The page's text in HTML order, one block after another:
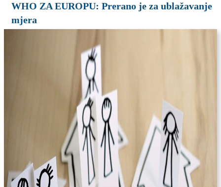
WHO ZA EUROPU: Prerano je za ublažavanje
mjera